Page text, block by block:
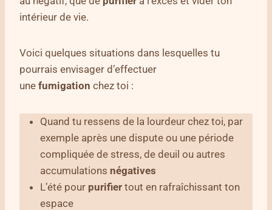
intérieur de vie.
Voici quelques situations dans lesquelles tu
pourrais envisager d’effectuer
une fumigation chez toi :
Quand tu ressens de la lourdeur chez toi, par
exemple après une dispute ou une période
compliquée de stress, de deuil ou autres
accumulations négatives
L’été pour purifier tout en rafraîchissant ton
espace